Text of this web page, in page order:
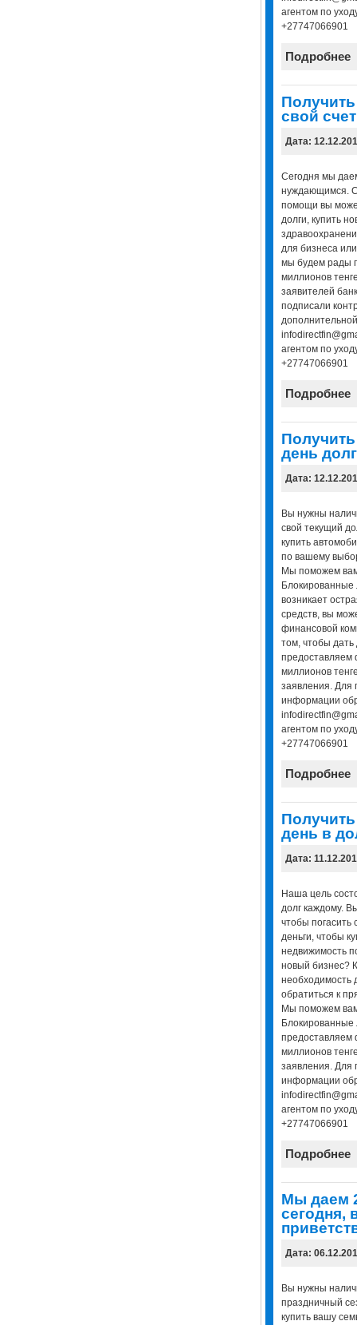
агентом по
+27747066901
Подробнее
свой
Дата:
Сегодня мы
нуждающимся.
помощи вы
долги, купить
для бизнеса
мы будем рады
миллионов
заявителей
подписали
агентом по
+27747066901
Подробнее
Получить
день
Дата:
Вы нужны
свой текущий
купить
по вашему
Мы поможем вам
Блокированные
возникает
средств, вы
финансовой
том, чтобы дать
миллионов
заявления. Для
информации
агентом по
+27747066901
Подробнее
Получить
день в
Дата:
Наша цель
долг каждому.
чтобы погасить
деньги, чтобы
недвижимость
новый бизнес?
необходимость
обратиться к
Мы поможем вам
миллионов
заявления. Для
информации
агентом по
+27747066901
Подробнее
Мы даем
сегодня,
Дата:
Вы нужны
праздничный
купить вашу